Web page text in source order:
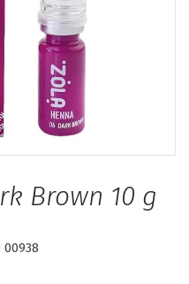
Brown 10 g
00938